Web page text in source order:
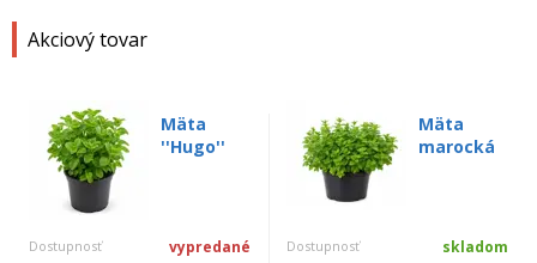
Akciový tovar
Mäta
''Hugo''
Dostupnosť vypredané
Mäta
marocká
Dostupnosť skladom